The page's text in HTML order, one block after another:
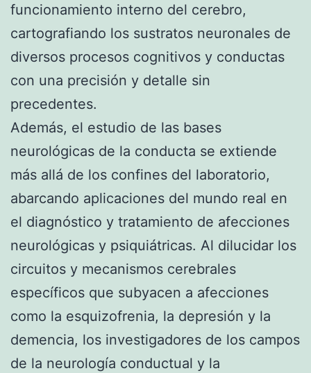
funcionamiento interno del cerebro,
cartografiando los sustratos neuronales de
diversos procesos cognitivos y conductas
con una precisión y detalle sin
precedentes.
Además, el estudio de las bases
neurológicas de la conducta se extiende
más allá de los confines del laboratorio,
abarcando aplicaciones del mundo real en
el diagnóstico y tratamiento de afecciones
neurológicas y psiquiátricas. Al dilucidar los
circuitos y mecanismos cerebrales
específicos que subyacen a afecciones
como la esquizofrenia, la depresión y la
demencia, los investigadores de los campos
de la neurología conductual y la